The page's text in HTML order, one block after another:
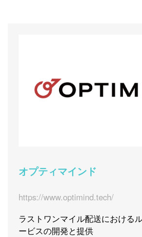
オプティマインド
https://www.optimind.tech/
ラストワンマイル配送における
ービスの開発と提供